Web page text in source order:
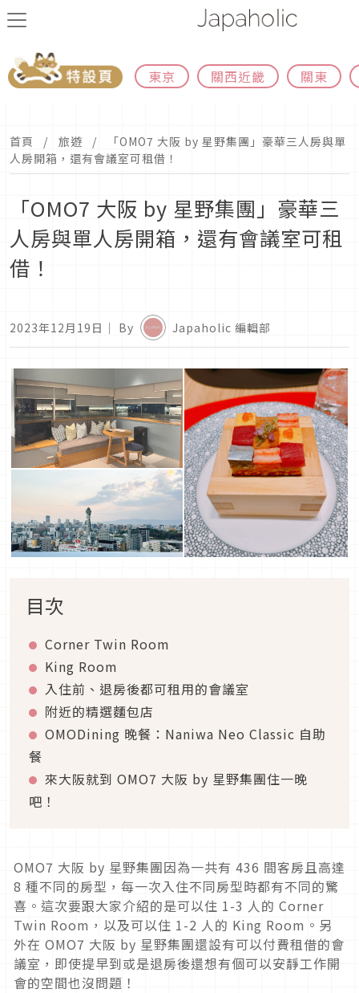
東京 關西近畿 關東
首頁 旅遊
「OMO7 大阪 by 星野集團」豪華三人房與單
人房開箱，還有會議室可租借！
「OMO7 大阪 by 星野集團」豪華三
人房與單人房開箱，還有會議室可租
借！
2023年12月19日 ｜ By Japaholic 編輯部
目次
Corner Twin Room
King Room
入住前、退房後都可租用的會議室
附近的精選麵包店
OMODining 晚餐：Naniwa Neo Classic 自助
餐
來大阪就到 OMO7 大阪 by 星野集團住一晚
吧！
OMO7 大阪 by 星野集團因為一共有 436 間客房且高達
8 種不同的房型，每一次入住不同房型時都有不同的驚
喜。這次要跟大家介紹的是可以住 1-3 人的 Corner
Twin Room，以及可以住 1-2 人的 King Room。另
外在 OMO7 大阪 by 星野集團還設有可以付費租借的會
議室，即使提早到或是退房後還想有個可以安靜工作開
會的空間也沒問題！